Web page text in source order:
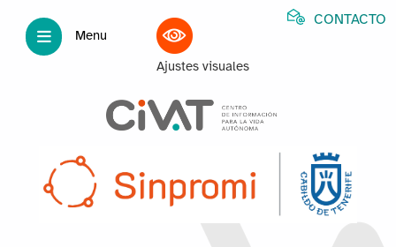
Menu
Ajustes visuales
CONTACTO